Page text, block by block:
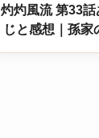
灼灼風流 第33話
じと感想｜孫家